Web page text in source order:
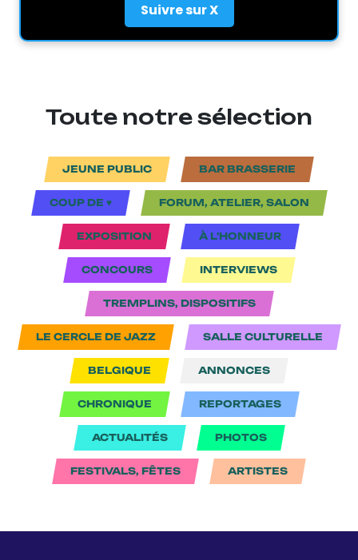
Suivre sur X
Toute notre sélection
JEUNE PUBLIC BAR BRASSERIE
COUP DE ♥ FORUM, ATELIER, SALON
EXPOSITION À L'HONNEUR
CONCOURS INTERVIEWS
TREMPLINS, DISPOSITIFS
LE CERCLE DE JAZZ SALLE CULTURELLE
BELGIQUE ANNONCES
CHRONIQUE REPORTAGES
ACTUALITÉS PHOTOS
FESTIVALS, FÊTES ARTISTES